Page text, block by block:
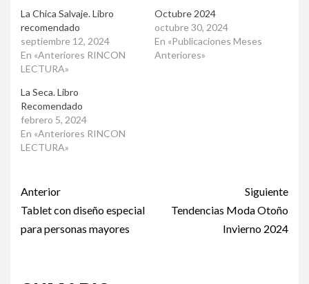
La Chica Salvaje. Libro
recomendado
septiembre 12, 2024
En «Anteriores RINCON
LECTURA»
Octubre 2024
octubre 30, 2024
En «Publicaciones Meses
Anteriores»
La Seca. Libro
Recomendado
febrero 5, 2024
En «Anteriores RINCON
LECTURA»
Post
navigation
Anterior
Tablet con diseño especial
para personas mayores
Siguiente
Tendencias Moda Otoño
Invierno 2024